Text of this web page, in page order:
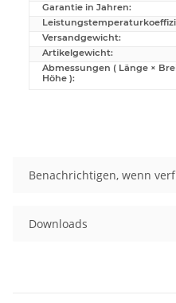
Garantie in Jahren:
Versandgewicht:
Artikelgewicht:
Abmessungen ( Länge ×
Höhe ):
Benachrichtigen, wenn
Downloads